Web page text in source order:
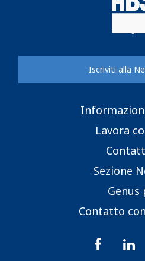
Iscriviti alla
Lavora
Sezione
Genus
Contatto